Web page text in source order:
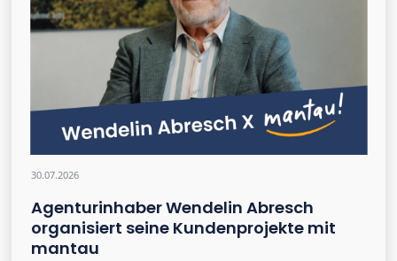
30.07.2026
Agenturinhaber Wendelin Abresch
organisiert seine Kundenprojekte mit
mantau